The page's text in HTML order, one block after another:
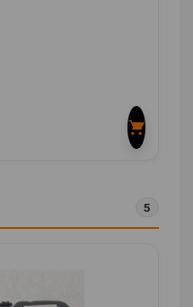
5